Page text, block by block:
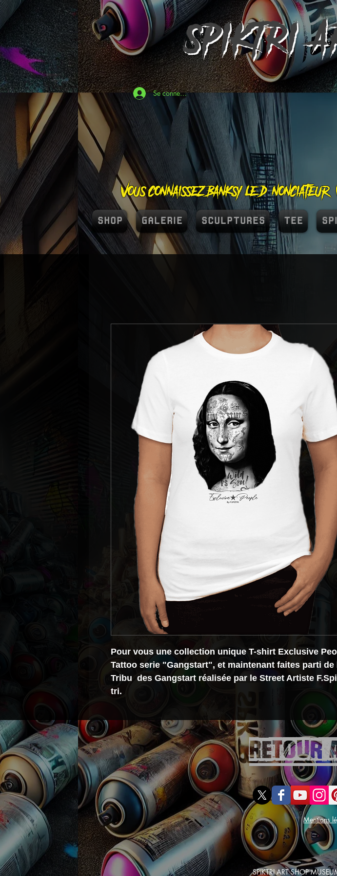
SPIKTRI
Se connecter
Vous connaissez Banksy le
SHOP GALERIE SCULPTURES TEE
Pour vous une collection unique T-shirt Exclusive
Tattoo serie "Gangstart", et maintenant faites parti de
Tribu des Gangstart réalisée par le Street Artiste
tri.
Retour
Mentions
SPIKTRI ART SHOP